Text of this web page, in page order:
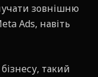
зовнішню
Ads, навіть
такий